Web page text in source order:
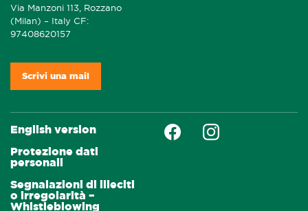
Via Manzoni 113, Rozzano
(Milan) – Italy CF:
97408620157
Scrivi una mail
English version
Protezione dati
personali
Segnalazioni di illeciti
o irregolarità –
Whistleblowing
FaceboockInstagram